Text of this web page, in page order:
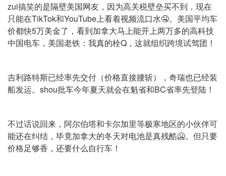
zui搞笑的是隔壁美国网友，因为高关税壁垒买不到，现在
只能在TikTok和YouTube上看着视频流口水🤤。美国平均车
价都快5万美金了，看到加拿大马上能开上两万多的高科技
中国电车，美国老铁：我真的栓Q，这就组织跨境试驾团！
吉利路特斯已经率先交付（价格直接腰斩），奇瑞也已经装
船发运。shou批车今年夏天就会在魁省和BC省率先登陆！
不过话说回来，阿尔伯塔和卡尔加里等极寒地区的小伙伴可
能还在纠结，毕竟加拿大的冬天对电池是真残酷🥶。但只要
价格足够香，还要什么自行车！